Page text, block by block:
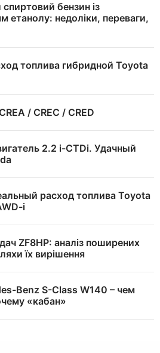
бензин із
етанолу: недоліки, переваги,
топлива гибридной Toyota
/ CREC / CRED
2.2 i-CTDi. Удачный
расход топлива Toyota
i
ZF8HP: аналіз поширених
їх вирішення
Benz S-Class W140 – чем
«кабан»